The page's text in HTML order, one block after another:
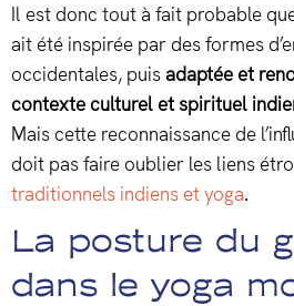
Il est donc tout à fait probable
ait été inspirée par des formes
occidentales, puis adaptée et
contexte culturel et spirituel
Mais cette reconnaissance de
doit pas faire oublier les liens
traditionnels indiens et yoga.
La posture du
dans le yoga